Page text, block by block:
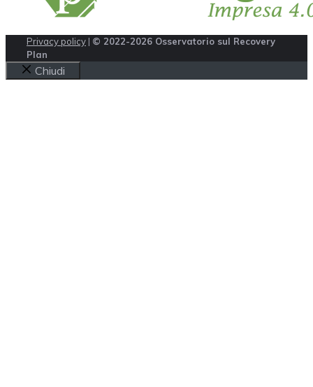
Privacy policy | © 2022-2026 Osservatorio sul Recovery
Plan
Chiudi